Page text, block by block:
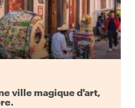
ville magique d'art,